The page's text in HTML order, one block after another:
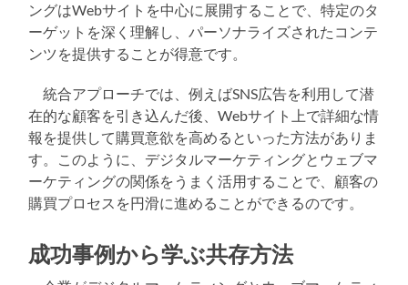
ングはWebサイトを中心に展開することで、特定のタ
ーゲットを深く理解し、パーソナライズされたコンテ
ンツを提供することが得意です。
統合アプローチでは、例えばSNS広告を利用して潜
在的な顧客を引き込んだ後、Webサイト上で詳細な情
報を提供して購買意欲を高めるといった方法がありま
す。このように、デジタルマーケティングとウェブマ
ーケティングの関係をうまく活用することで、顧客の
購買プロセスを円滑に進めることができるのです。
成功事例から学ぶ共存方法